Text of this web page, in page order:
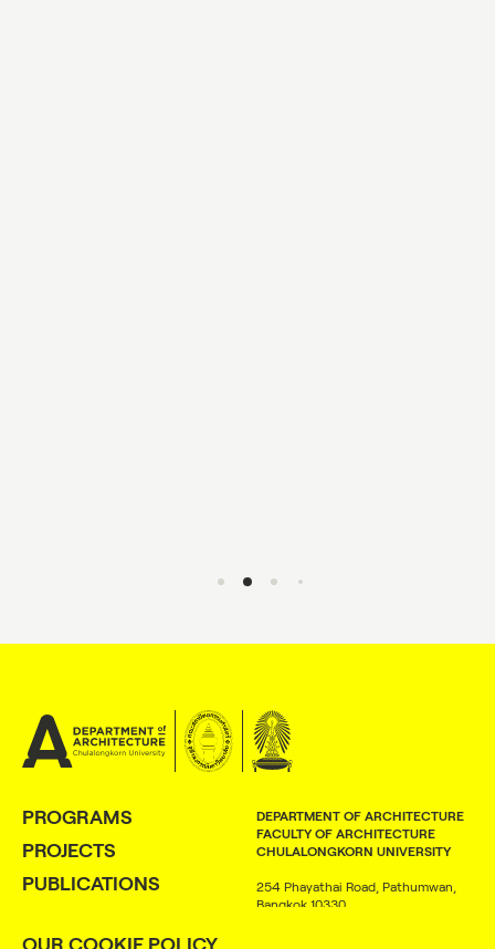
PROGRAMS
PROJECTS
PUBLICATIONS
DEPARTMENT OF ARCHITECTURE
FACULTY OF ARCHITECTURE
CHULALONGKORN UNIVERSITY
254 Phayathai Road, Pathumwan,
Bangkok 10330
OUR COOKIE POLICY